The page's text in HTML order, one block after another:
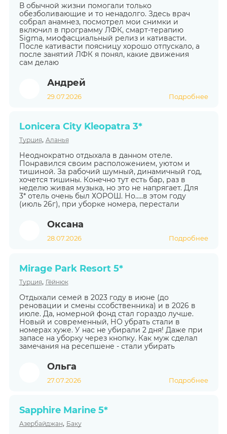
В обычной жизни помогали только
обезболивающие и то ненадолго. Здесь врач
собрал анамнез, посмотрел мои снимки и
включил в программу ЛФК, смарт-терапию
Sigma, миофасциальный релиз и кативасти.
После кативасти поясницу хорошо отпускало, а
после занятий ЛФК я понял, какие движения
сам делаю
Андрей
29.07.2026 Подробнее
Lonicera City Kleopatra 3*
Турция, Аланья
Неоднократно отдыхала в данном отеле.
Понравился своим расположением, уютом и
тишиной. За рабочий шумный, динамичный год,
хочется тишины. Конечно тут есть бар, раз в
неделю живая музыка, но это не напрягает. Для
3* отель очень был ХОРОШ. Но.....в этом году
(июль 26г), при уборке номера, перестали
Оксана
28.07.2026 Подробнее
Mirage Park Resort 5*
Турция, Гёйнюк
Отдыхали семей в 2023 году в июне (до
реновации и смены ссобственника) и в 2026 в
июле. Да, номерной фонд стал гораздо лучше.
Новый и современный, НО убрать стали в
номерах хуже. У нас не убирали 2 дня! Даже при
запасе на уборку через кнопку. Как муж сделал
замечания на ресепшене - стали убирать
Ольга
27.07.2026 Подробнее
Sapphire Marine 5*
Азербайджан, Баку